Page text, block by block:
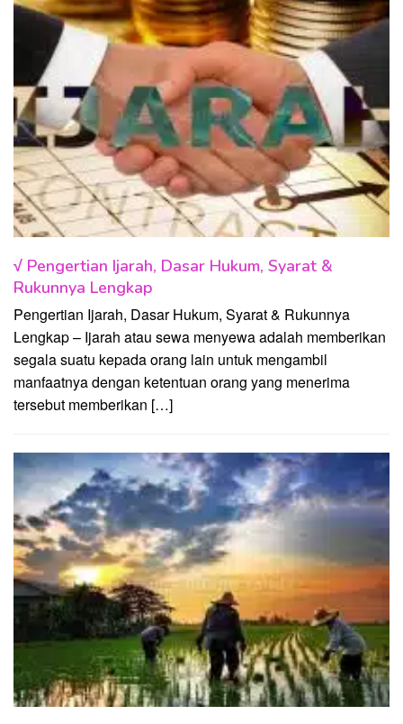
√ Pengertian Ijarah, Dasar Hukum, Syarat &
Rukunnya Lengkap
Pengertian Ijarah, Dasar Hukum, Syarat & Rukunnya
Lengkap – Ijarah atau sewa menyewa adalah memberikan
segala suatu kepada orang lain untuk mengambil
manfaatnya dengan ketentuan orang yang menerima
tersebut memberikan […]